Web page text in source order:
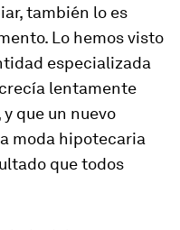
también lo es
Lo hemos visto
especializada
lentamente
que un nuevo
moda hipotecaria
que todos